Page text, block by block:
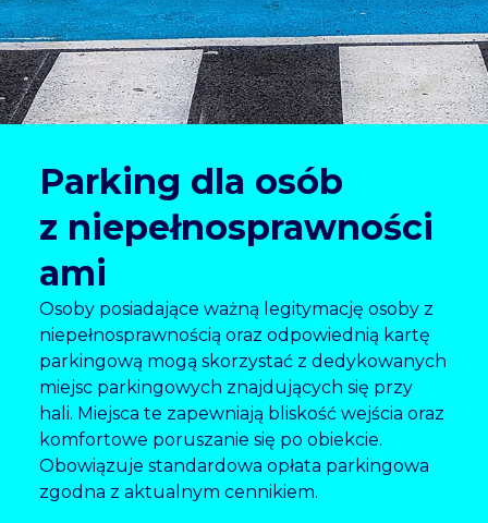
Parking dla osób
z niepełnosprawności
ami
Osoby posiadające ważną legitymację osoby z
niepełnosprawnością oraz odpowiednią kartę
parkingową mogą skorzystać z dedykowanych
miejsc parkingowych znajdujących się przy
hali. Miejsca te zapewniają bliskość wejścia oraz
komfortowe poruszanie się po obiekcie.
Obowiązuje standardowa opłata parkingowa
zgodna z aktualnym cennikiem.